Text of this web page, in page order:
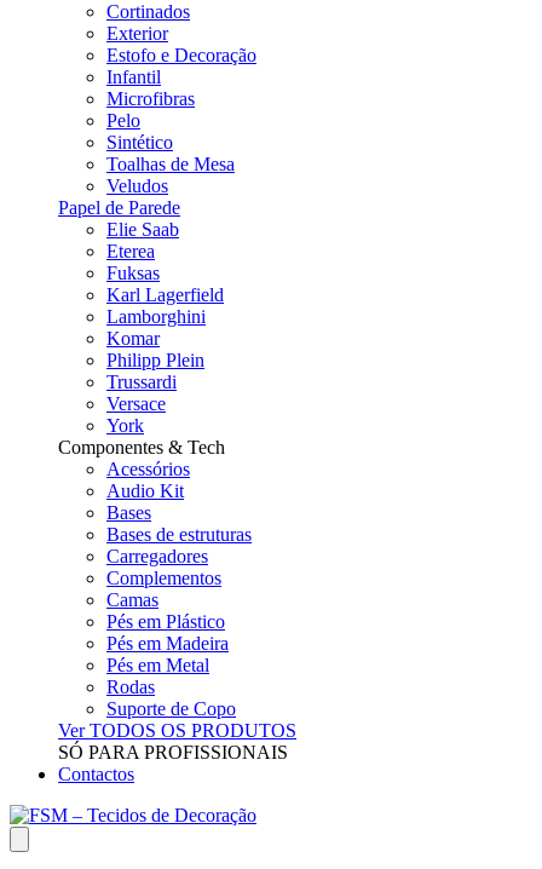
Cortinados
Exterior
Estofo e Decoração
Infantil
Microfibras
Pelo
Sintético
Toalhas de Mesa
Veludos
Papel de Parede
Elie Saab
Eterea
Fuksas
Karl Lagerfield
Lamborghini
Komar
Philipp Plein
Trussardi
Versace
York
Componentes & Tech
Acessórios
Audio Kit
Bases
Bases de estruturas
Carregadores
Complementos
Camas
Pés em Plástico
Pés em Madeira
Pés em Metal
Rodas
Suporte de Copo
Ver TODOS OS PRODUTOS
SÓ PARA PROFISSIONAIS
Contactos